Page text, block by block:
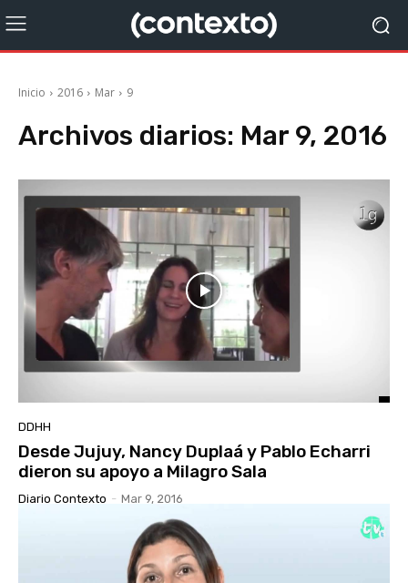
Inicio 2016 Mar 9
Archivos diarios: Mar 9, 2016
DDHH
Desde Jujuy, Nancy Duplaá y Pablo Echarri
dieron su apoyo a Milagro Sala
Diario Contexto - Mar 9, 2016